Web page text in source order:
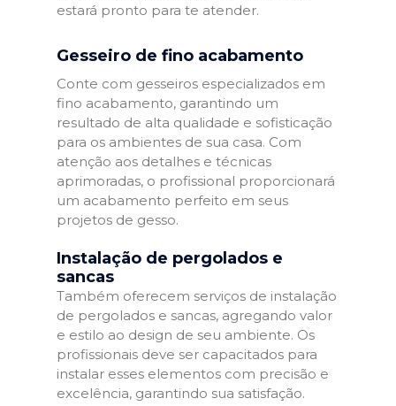
estará pronto para te atender.
Gesseiro de fino acabamento
Conte com gesseiros especializados em
fino acabamento, garantindo um
resultado de alta qualidade e sofisticação
para os ambientes de sua casa. Com
atenção aos detalhes e técnicas
aprimoradas, o profissional proporcionará
um acabamento perfeito em seus
projetos de gesso.
Instalação de pergolados e
sancas
Também oferecem serviços de instalação
de pergolados e sancas, agregando valor
e estilo ao design de seu ambiente. Os
profissionais deve ser capacitados para
instalar esses elementos com precisão e
excelência, garantindo sua satisfação.